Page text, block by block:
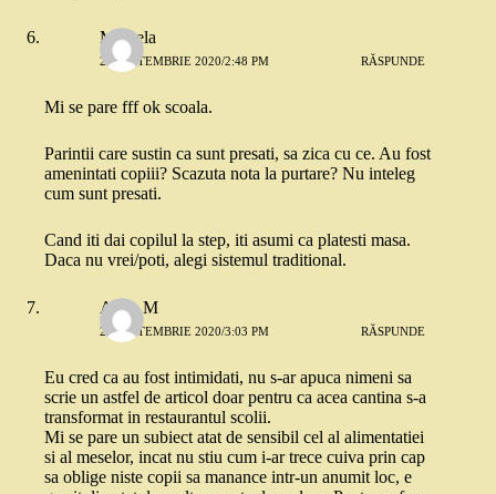
Mihaela
22 SEPTEMBRIE 2020/2:48 PM RĂSPUNDE
Mi se pare fff ok scoala.
Parintii care sustin ca sunt presati, sa zica cu ce. Au fost
amenintati copiii? Scazuta nota la purtare? Nu inteleg
cum sunt presati.
Cand iti dai copilul la step, iti asumi ca platesti masa.
Daca nu vrei/poti, alegi sistemul traditional.
Alina M
22 SEPTEMBRIE 2020/3:03 PM RĂSPUNDE
Eu cred ca au fost intimidati, nu s-ar apuca nimeni sa
scrie un astfel de articol doar pentru ca acea cantina s-a
transformat in restaurantul scolii.
Mi se pare un subiect atat de sensibil cel al alimentatiei
si al meselor, incat nu stiu cum i-ar trece cuiva prin cap
sa oblige niste copii sa manance intr-un anumit loc, e